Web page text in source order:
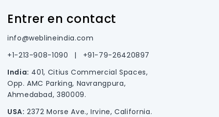
Entrer en contact
info@weblineindia.com
+1-213-908-1090
|
+91-79-26420897
India: 401, Citius Commercial Spaces,
Opp. AMC Parking, Navrangpura,
Ahmedabad, 380009.
USA: 2372 Morse Ave., Irvine, California.